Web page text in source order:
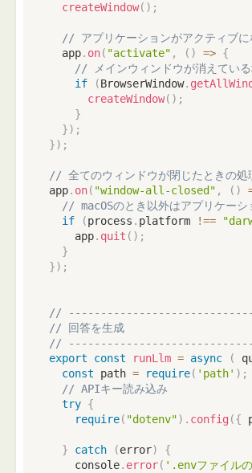
createWindow( ) ;
// アプリケーションがアクティブに
  app
. on( "activate" , ( ) => {
// メインウィンドウが消えてい
if
(BrowserWindow.
createWindow( ) ;
}
}) ;
}) ;
// 全てのウィンドウが閉じたときの処
app. on( "window-all-closed" , ( )
// macOSのとき以外はアプリケーシ
if
(process . platform !==
    app
. quit ( ) ;
}
}) ;
//
// 回答を生成
//
export
const runLlm = async (
const path = require( 'path' ) ;
// APIキー読み込み
try {
require( "dotenv") . config ({
} catch (error)
{
console. error( '.envファイル